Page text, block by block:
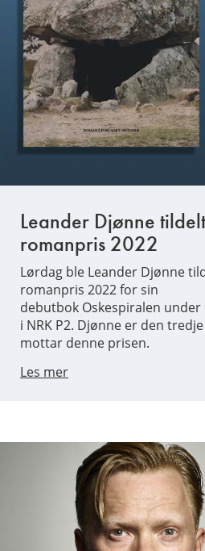
Leander Djønne
romanpris 2022
Lørdag ble Leander Djønne
romanpris 2022 for sin
debutbok Oskespiralen
i NRK P2. Djønne er den
mottar denne prisen.
Les mer